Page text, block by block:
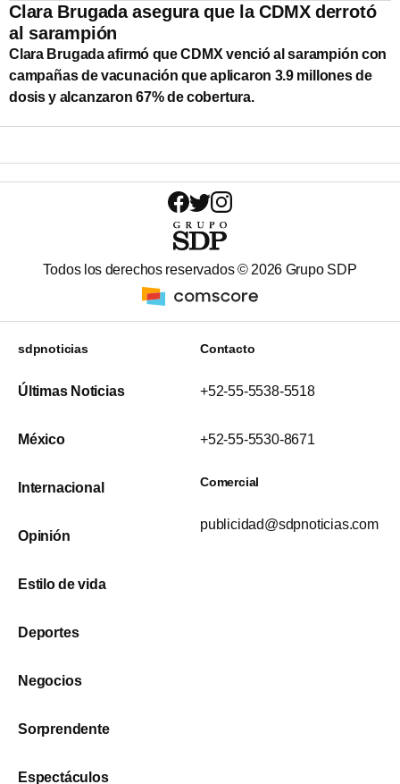
Clara Brugada asegura que la CDMX derrotó
al sarampión
Clara Brugada afirmó que CDMX venció al sarampión con
campañas de vacunación que aplicaron 3.9 millones de
dosis y alcanzaron 67% de cobertura.
Todos los derechos reservados ©2026 Grupo SDP
sdpnoticias
Últimas Noticias
México
Internacional
Opinión
Estilo de vida
Deportes
Negocios
Sorprendente
Espectáculos
Contacto
+52-55-5538-5518
+52-55-5530-8671
Comercial
publicidad@sdpnoticias.com